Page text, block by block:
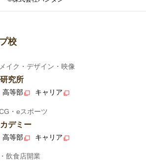
校
イク・デザイン・映像
究所
高等部 キャリア
・eスポーツ
デミー
高等部 キャリア
飲食店開業